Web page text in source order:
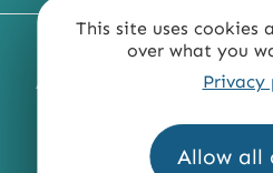
This site uses cookies
over what you
Privacy
Allow all
MENTIONS LÉGALES
ACCESSIBILITÉ : NON
QUI